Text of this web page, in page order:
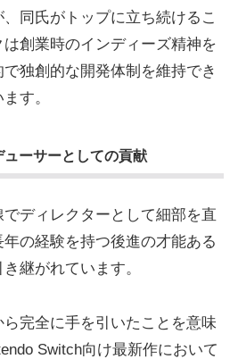
同氏がトップに立ち続けるこ
創業時のインディーズ精神を
独創的な開発体制を維持でき
す。
ーサーとしての貢献
ディレクターとして細部を直
の経験を持つ後進の才能ある
継がれています。
完全に手を引いたことを意味
Switch向け最新作において